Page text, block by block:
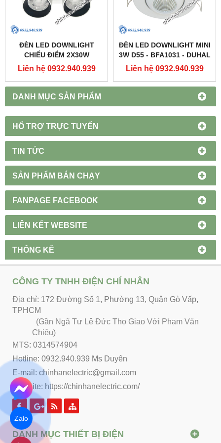
DANH MỤC SẢN PHẨM
HỔ TRỢ TRỰC TUYẾN
TIN TỨC
SẢN PHẨM BÁN CHẠY
FANPAGE FACEBOOK
LIÊN KẾT WEBSITE
THỐNG KÊ
ĐÈN LED DOWNLIGHT
CHIẾU ĐIỂM 2X30W
250X137 - DFC2302 -
Liên hệ 0932.940.939
ĐÈN LED DOWNLIGHT MINI
3W D55 - BFA1031 - DUHAL
Liên hệ 0932.940.939
CÔNG TY TNHH ĐIỆN CHÍ NHÂN
Địa chỉ: 172 Đường Số 1, Phường 13, Quận Gò Vấp,
TPHCM
(Gần Ngã Tư Lê Đức Thọ Giao Với Phạm Văn
Chiêu)
MTS: 0314574904
Hotline: 0932.940.939 Ms Duyên
E-mail: chinhanelectric@gmail.com
Website: https://chinhanelectric.com/
DANH MỤC THIẾT BỊ ĐIỆN
Zalo